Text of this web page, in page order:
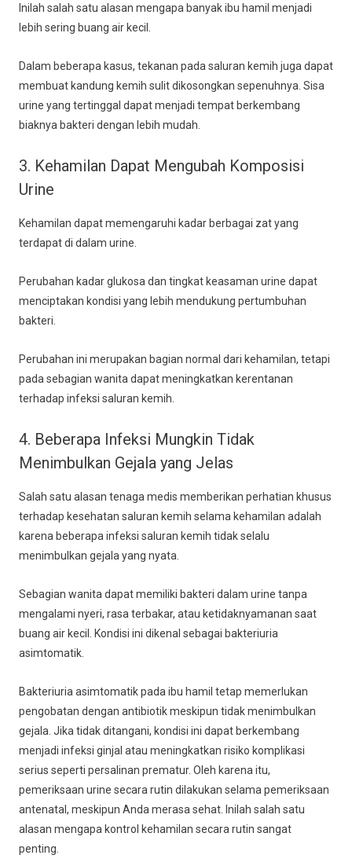
Inilah salah satu alasan mengapa banyak ibu hamil menjadi
lebih sering buang air kecil.
Dalam beberapa kasus, tekanan pada saluran kemih juga dapat
membuat kandung kemih sulit dikosongkan sepenuhnya. Sisa
urine yang tertinggal dapat menjadi tempat berkembang
biaknya bakteri dengan lebih mudah.
3. Kehamilan Dapat Mengubah Komposisi
Urine
Kehamilan dapat memengaruhi kadar berbagai zat yang
terdapat di dalam urine.
Perubahan kadar glukosa dan tingkat keasaman urine dapat
menciptakan kondisi yang lebih mendukung pertumbuhan
bakteri.
Perubahan ini merupakan bagian normal dari kehamilan, tetapi
pada sebagian wanita dapat meningkatkan kerentanan
terhadap infeksi saluran kemih.
4. Beberapa Infeksi Mungkin Tidak
Menimbulkan Gejala yang Jelas
Salah satu alasan tenaga medis memberikan perhatian khusus
terhadap kesehatan saluran kemih selama kehamilan adalah
karena beberapa infeksi saluran kemih tidak selalu
menimbulkan gejala yang nyata.
Sebagian wanita dapat memiliki bakteri dalam urine tanpa
mengalami nyeri, rasa terbakar, atau ketidaknyamanan saat
buang air kecil. Kondisi ini dikenal sebagai bakteriuria
asimtomatik.
Bakteriuria asimtomatik pada ibu hamil tetap memerlukan
pengobatan dengan antibiotik meskipun tidak menimbulkan
gejala. Jika tidak ditangani, kondisi ini dapat berkembang
menjadi infeksi ginjal atau meningkatkan risiko komplikasi
serius seperti persalinan prematur. Oleh karena itu,
pemeriksaan urine secara rutin dilakukan selama pemeriksaan
antenatal, meskipun Anda merasa sehat. Inilah salah satu
alasan mengapa kontrol kehamilan secara rutin sangat
penting.